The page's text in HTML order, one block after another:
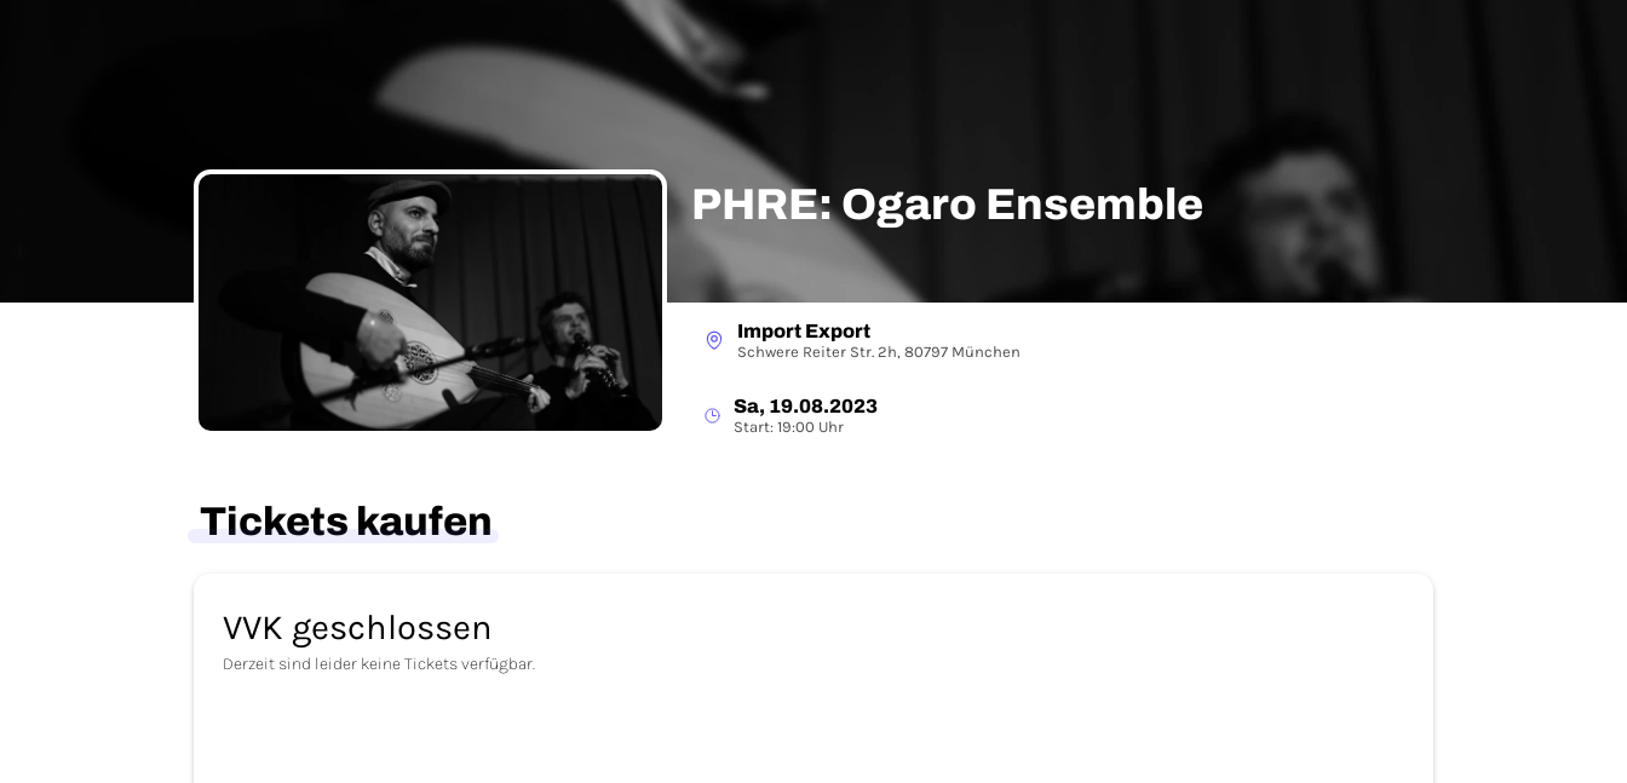
PHRE: Ogaro Ensemble
Import Export
Schwere Reiter Str. 2h, 80797 München
Sa, 19.08.2023
Start: 19:00 Uhr
Tickets kaufen
VVK geschlossen
Derzeit sind leider keine Tickets verfügbar.